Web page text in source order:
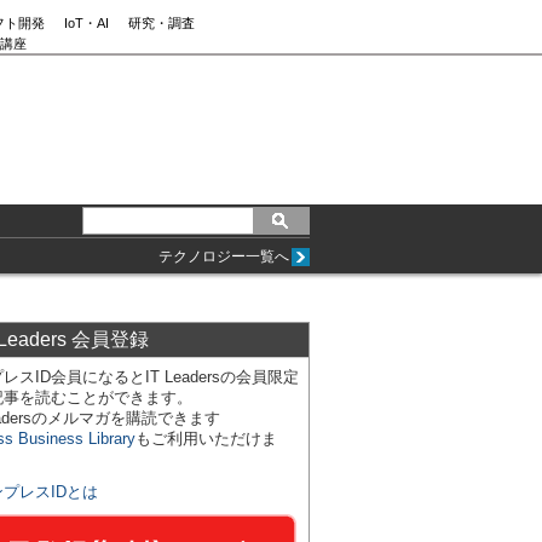
ト開発 IoT・AI
研究・調査
座
テクノロジー一覧へ
会員登録
スID会員になるとIT Leadersの会員限定
を読むことができます。
のメルマガを購読できます
Business Libraryもご利用いただけま
プレスIDとは